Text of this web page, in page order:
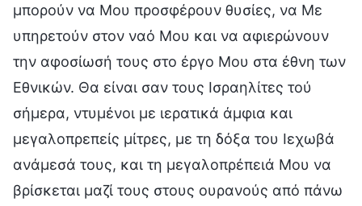
μπορούν να Μου προσφέρουν θυσίες, να Με
υπηρετούν στον ναό Μου και να αφιερώνουν
την αφοσίωσή τους στο έργο Μου στα έθνη των
Εθνικών. Θα είναι σαν τους Ισραηλίτες τού
σήμερα, ντυμένοι με ιερατικά άμφια και
μεγαλοπρεπείς μίτρες, με τη δόξα του Ιεχωβά
ανάμεσά τους, και τη μεγαλοπρέπειά Μου να
βρίσκεται μαζί τους στους ουρανούς από πάνω